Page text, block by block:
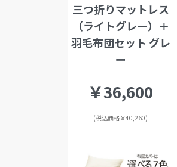
三つ折りマットレス
（ライトグレー）＋
羽毛布団セット グレ
ー
￥36,600
(税込価格￥40,260)